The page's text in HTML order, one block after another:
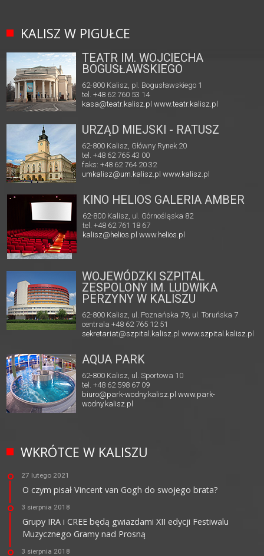
KALISZ W PIGUŁCE
TEATR IM. WOJCIECHA
BOGUSŁAWSKIEGO
62-800 Kalisz, pl. Bogusławskiego 1
tel. +48 62 760 53 14
kasa@teatr.kalisz.pl www.teatr.kalisz.pl
URZĄD MIEJSKI - RATUSZ
62-800 Kalisz, Główny Rynek 20
tel. +48 62 765 43 00
faks: +48 62 764 20 32
umkalisz@um.kalisz.plwww.kalisz.pl
KINO HELIOS GALERIA AMBER
62-800 Kalisz, ul. Górnośląska 82
tel. +48 62 761 18 67
kalisz@helios.pl www.helios.pl
WOJEWÓDZKI SZPITAL
ZESPOLONY IM. LUDWIKA
PERZYNY W KALISZU
62-800 Kalisz, ul. Poznańska 79, ul. Toruńska 7
centrala +48 62 765 12 51
sekretariat@szpital.kalisz.pl www.szpital.kalisz.pl
AQUA PARK
62-800 Kalisz, ul. Sportowa 10
tel. +48 62 598 67 09
biuro@park-wodny.kalisz.pl www.park-
wodny.kalisz.pl
WKRÓTCE W KALISZU
27 lutego 2021
O czym pisał Vincent van Gogh do swojego brata?
3 sierpnia 2018
Grupy IRA i CREE będą gwiazdami XII edycji Festiwalu
Muzycznego Gramy nad Prosną
3 sierpnia 2018